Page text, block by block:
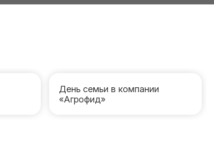
День семьи в компании
«Агрофид»